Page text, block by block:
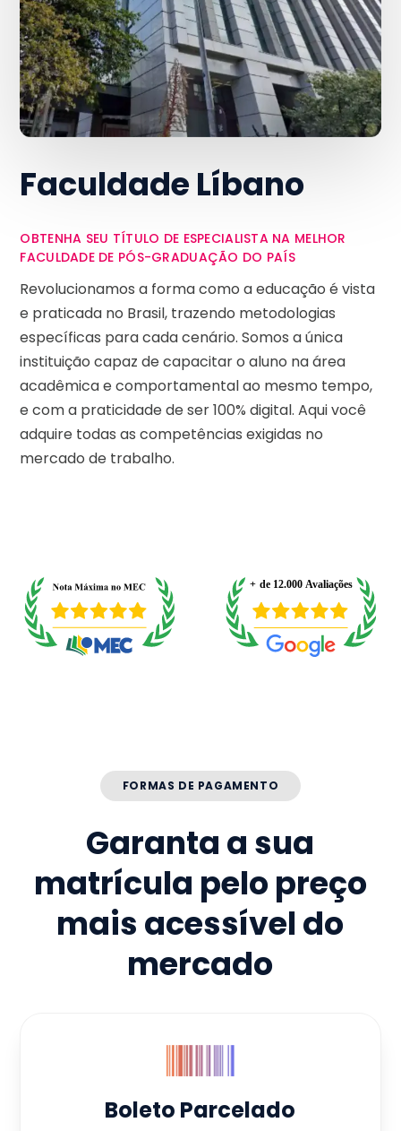
Faculdade Líbano
OBTENHA SEU TÍTULO DE ESPECIALISTA NA MELHOR
FACULDADE DE PÓS-GRADUAÇÃO DO PAÍS
Revolucionamos a forma como a educação é vista
e praticada no Brasil, trazendo metodologias
específicas para cada cenário. Somos a única
instituição capaz de capacitar o aluno na área
acadêmica e comportamental ao mesmo tempo,
e com a praticidade de ser 100% digital. Aqui você
adquire todas as competências exigidas no
mercado de trabalho.
FORMAS DE PAGAMENTO
Garanta a sua
matrícula pelo preço
mais acessível do
mercado
Boleto Parcelado